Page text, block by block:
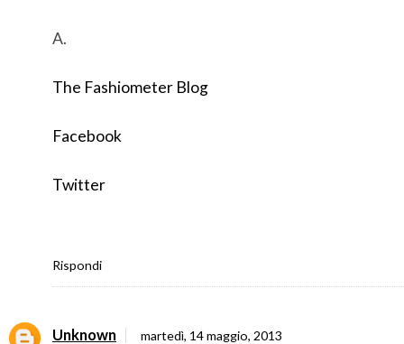
A.
The Fashiometer Blog
Facebook
Twitter
Rispondi
Unknown martedì, 14 maggio, 2013